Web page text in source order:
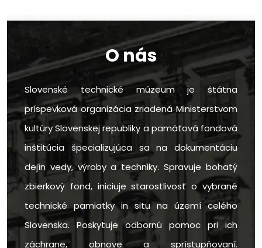
O nás
Slovenské technické múzeum je štátna
príspevková organizácia zriadená Ministerstvom
kultúry Slovenskej republiky a pamäťová fondová
inštitúcia špecializujúca sa na dokumentáciu
dejín vedy, výroby a techniky. Spravuje bohatý
zbierkový fond, iniciuje starostlivosť o vybrané
technické pamiatky in situ na území celého
Slovenska. Poskytuje odbornú pomoc pri ich
záchrane, obnove a sprístupňovaní.